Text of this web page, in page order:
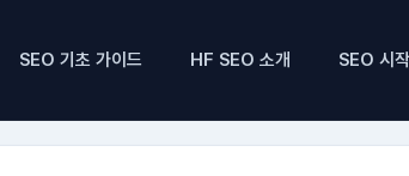
SEO 기초 가이드 HF SEO 소개 SEO 시